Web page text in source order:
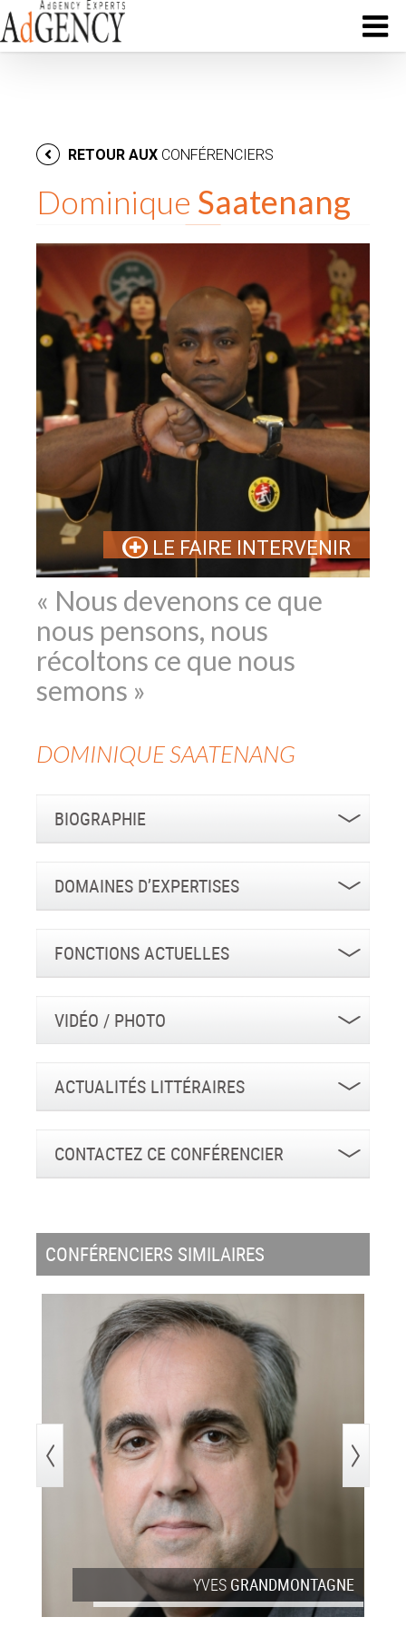
RETOUR AUX CONFÉRENCIERS
Dominique Saatenang
LE FAIRE INTERVENIR
« Nous devenons ce que
nous pensons, nous
récoltons ce que nous
semons »
DOMINIQUESAATENANG
BIOGRAPHIE
DOMAINES D’EXPERTISES
FONCTIONS ACTUELLES
VIDÉO / PHOTO
ACTUALITÉS LITTÉRAIRES
CONTACTEZ CE CONFÉRENCIER
CONFÉRENCIERS SIMILAIRES
YVELISE
Conférencier
>